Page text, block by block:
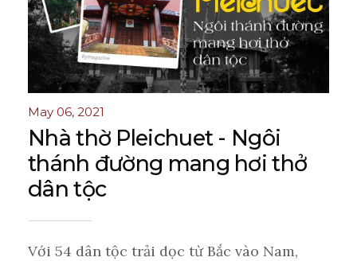
May 06, 2021
Nhà thờ Pleichuet - Ngôi
thánh đường mang hơi thở
dân tộc
Với 54 dân tộc trải dọc từ Bắc vào Nam,